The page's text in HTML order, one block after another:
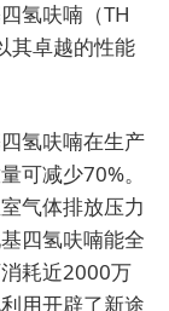
氢呋喃（TH
其卓越的性能
氢呋喃在生产
可减少70%。
气体排放压力
四氢呋喃能全
耗近2000万
用开辟了新途